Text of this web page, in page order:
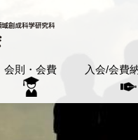
会則・会費 入会/会費